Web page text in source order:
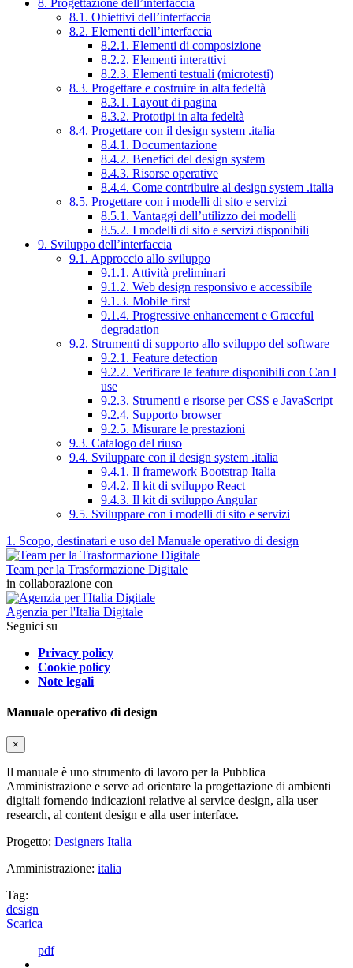
8.1. Obiettivi dell’interfaccia
8.2. Elementi dell’interfaccia
8.2.1. Elementi di composizione
8.2.2. Elementi interattivi
8.2.3. Elementi testuali (microtesti)
8.3. Progettare e costruire in alta fedeltà
8.3.1. Layout di pagina
8.3.2. Prototipi in alta fedeltà
8.4. Progettare con il design system .italia
8.4.1. Documentazione
8.4.2. Benefici del design system
8.4.3. Risorse operative
8.4.4. Come contribuire al design system .italia
8.5. Progettare con i modelli di sito e servizi
8.5.1. Vantaggi dell’utilizzo dei modelli
8.5.2. I modelli di sito e servizi disponibili
9. Sviluppo dell’interfaccia
9.1. Approccio allo sviluppo
9.1.1. Attività preliminari
9.1.2. Web design responsivo e accessibile
9.1.3. Mobile first
9.1.4. Progressive enhancement e Graceful
degradation
9.2. Strumenti di supporto allo sviluppo del software
9.2.1. Feature detection
9.2.2. Verificare le feature disponibili con Can I
use
9.2.3. Strumenti e risorse per CSS e JavaScript
9.2.4. Supporto browser
9.2.5. Misurare le prestazioni
9.3. Catalogo del riuso
9.4. Sviluppare con il design system .italia
9.4.1. Il framework Bootstrap Italia
9.4.2. Il kit di sviluppo React
9.4.3. Il kit di sviluppo Angular
9.5. Sviluppare con i modelli di sito e servizi
1. Scopo, destinatari e uso del Manuale operativo di design
Team per la Trasformazione Digitale
in collaborazione con
Agenzia per l'Italia Digitale
Seguici su
Privacy policy
Cookie policy
Note legali
Manuale operativo di design
×
Il manuale è uno strumento di lavoro per la Pubblica
Amministrazione e serve ad orientare la progettazione di ambienti
digitali fornendo indicazioni relative al service design, alla user
research, al content design e alla user interface.
Progetto: Designers Italia
Amministrazione: italia
Tag:
design
Scarica
pdf